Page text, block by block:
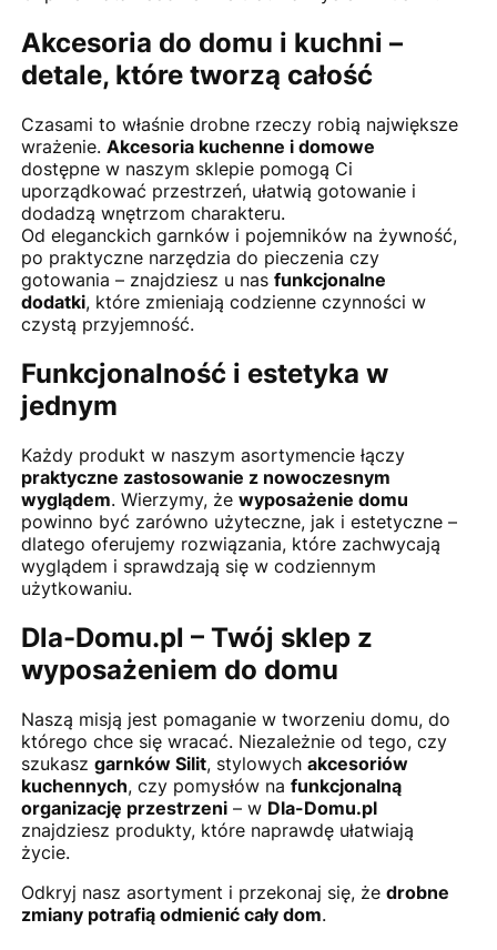
Akcesoria do domu i kuchni –
detale, które tworzą całość
Czasami to właśnie drobne rzeczy robią największe
wrażenie. Akcesoria kuchenne i domowe
dostępne w naszym sklepie pomogą Ci
uporządkować przestrzeń, ułatwią gotowanie i
dodadzą wnętrzom charakteru.
Od eleganckich garnków i pojemników na żywność,
po praktyczne narzędzia do pieczenia czy
gotowania – znajdziesz u nas funkcjonalne
dodatki, które zmieniają codzienne czynności w
czystą przyjemność.
Funkcjonalność i estetyka w
jednym
Każdy produkt w naszym asortymencie łączy
praktyczne zastosowanie z nowoczesnym
wyglądem. Wierzymy, że wyposażenie domu
powinno być zarówno użyteczne, jak i estetyczne –
dlatego oferujemy rozwiązania, które zachwycają
wyglądem i sprawdzają się w codziennym
użytkowaniu.
Dla-Domu.pl – Twój sklep z
wyposażeniem do domu
Naszą misją jest pomaganie w tworzeniu domu, do
którego chce się wracać. Niezależnie od tego, czy
szukasz garnków Silit, stylowych akcesoriów
kuchennych, czy pomysłów na funkcjonalną
organizację przestrzeni– w Dla-Domu.pl
znajdziesz produkty, które naprawdę ułatwiają
życie.
Odkryj nasz asortyment i przekonaj się, że drobne
zmiany potrafią odmienić cały dom.